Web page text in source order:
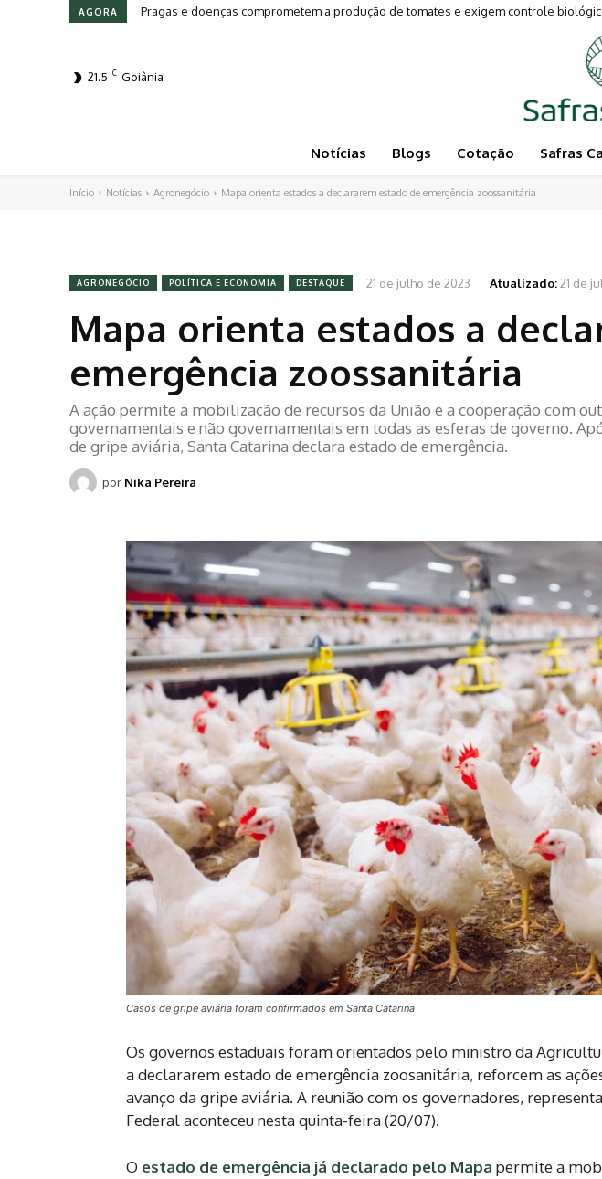
AGORA Leilões em Alta: Genética e investimento movimentam a Pecuária
21.5 C Goiânia
Notícias Blogs Cotação Safras
Início Notícias Agronegócio Mapa orienta estados a declararem estado de emergência zoossanitária
AGRONEGÓCIO POLÍTICA E ECONOMIA DESTAQUE 21 de julho de 2023 Atualizado:21 de
Mapa orienta estados a
emergência zoossanitária
A ação permite a mobilização de recursos da União e a cooperação com
governamentais e não governamentais em todas as esferas de governo.
de gripe aviária, Santa Catarina declara estado de emergência.
por Nika Pereira
Casos de gripe aviária foram confirmados em Santa Catarina
Os governos estaduais foram orientados pelo ministro da
a declararem estado de emergência zoosanitária, reforcem as
avanço da gripe aviária. A reunião com os governadores,
Federal aconteceu nesta quinta-feira (20/07).
O estado de emergência já declarado pelo Mapa permite a